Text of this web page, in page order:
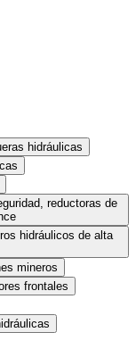
hidráulicas
reductoras de
hidráulicos de alta
mineros
frontales